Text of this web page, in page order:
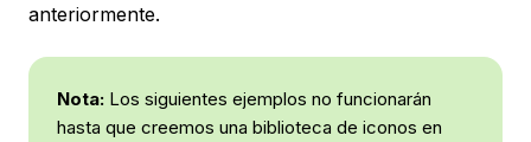
anteriormente.
Nota: Los siguientes ejemplos no funcionarán
hasta que creemos una biblioteca de iconos en